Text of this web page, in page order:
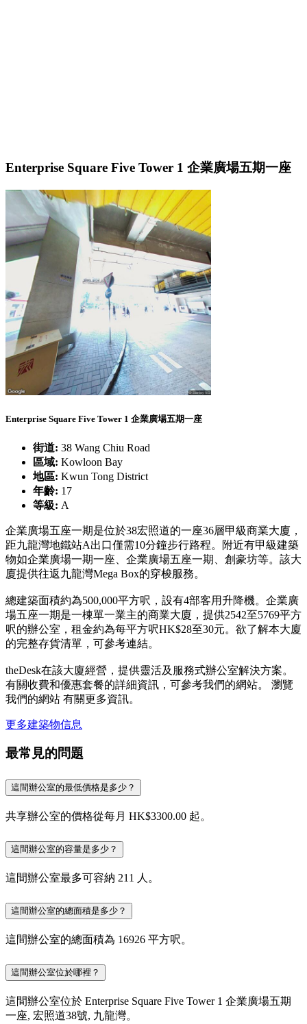
Enterprise Square Five Tower 1 企業廣場五期一座
Enterprise Square Five Tower 1 企業廣場五期一座
街道: 38 Wang Chiu Road
區域: Kowloon Bay
地區: Kwun Tong District
年齡: 17
等級: A
企業廣場五座一期是位於38宏照道的一座36層甲級商業大廈，
距九龍灣地鐵站A出口僅需10分鐘步行路程。附近有甲級建築
物如企業廣場一期一座、企業廣場五座一期、創豪坊等。該大
廈提供往返九龍灣Mega Box的穿梭服務。
總建築面積約為500,000平方呎，設有4部客用升降機。企業廣
場五座一期是一棟單一業主的商業大廈，提供2542至5769平方
呎的辦公室，租金約為每平方呎HK$28至30元。欲了解本大廈
的完整存貨清單，可參考連結。
theDesk在該大廈經營，提供靈活及服務式辦公室解決方案。
有關收費和優惠套餐的詳細資訊，可參考我們的網站。 瀏覽
我們的網站 有關更多資訊。
更多建築物信息
最常見的問題
這間辦公室的最低價格是多少？
共享辦公室的價格從每月 HK$3300.00 起。
這間辦公室的容量是多少？
這間辦公室最多可容納 211 人。
這間辦公室的總面積是多少？
這間辦公室的總面積為 16926 平方呎。
這間辦公室位於哪裡？
這間辦公室位於 Enterprise Square Five Tower 1 企業廣場五期
一座, 宏照道38號, 九龍灣。